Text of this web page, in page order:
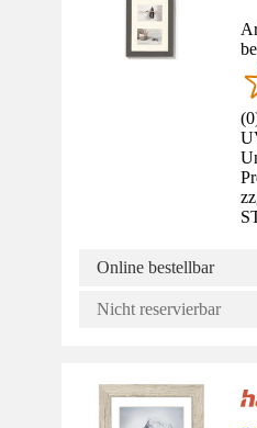
(0
Online bestellbar
Nicht reservierbar